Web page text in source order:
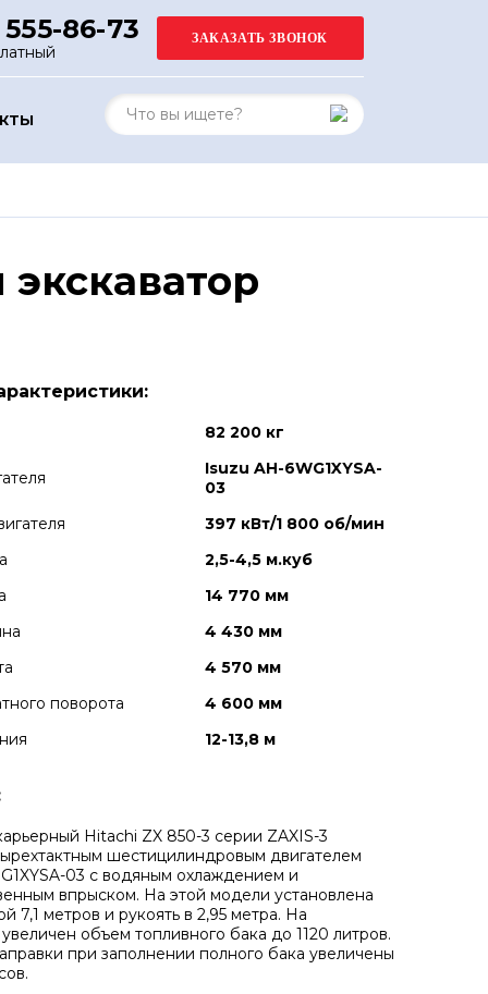
86-73
82 200 кг
Isuzu AH-6WG1XYSA-
03
397 кВт/1 800 об/мин
2,5-4,5 м.куб
14 770 мм
4 430 мм
4 570 мм
поворота
4 600 мм
12-13,8 м
Hitachi ZX 850-3 серии ZAXIS-3
шестицилиндровым двигателем
03 с водяным охлаждением и
впрыском. На этой модели установлена
7,1 метров и рукоять в 2,95 метра. На
объем топливного бака до 1120 литров.
при заполнении полного бака увеличены